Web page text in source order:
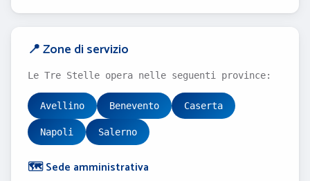
📍 Zone di servizio
Le Tre Stelle opera nelle seguenti province:
Avellino Benevento Caserta
Napoli Salerno
🗺️ Sede amministrativa